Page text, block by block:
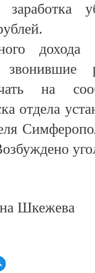
заработка
на
отдела
Шкежева